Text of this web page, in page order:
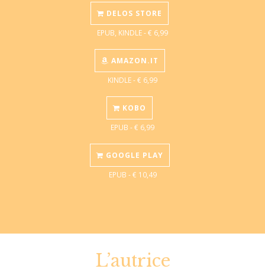
DELOS STORE
EPUB, KINDLE - € 6,99
AMAZON.IT
KINDLE - € 6,99
KOBO
EPUB - € 6,99
GOOGLE PLAY
EPUB - € 10,49
L’autrice